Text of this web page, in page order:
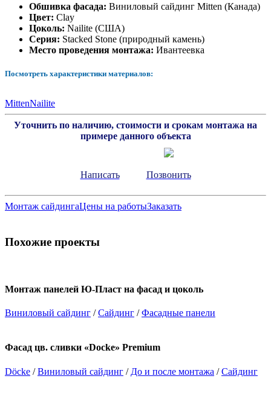
Обшивка фасада: Виниловый сайдинг Mitten (Канада)
Цвет: Clay
Цоколь: Nailite (США)
Серия: Stacked Stone (природный камень)
Место проведения монтажа: Ивантеевка
Посмотреть характеристики материалов:
MittenNailite
Уточнить по наличию, стоимости и срокам монтажа на
примере данного объекта
Написать Позвонить
Монтаж сайдингаЦены на работыЗаказать
Похожие проекты
Монтаж панелей Ю-Пласт на фасад и цоколь
Виниловый сайдинг /Сайдинг /Фасадные панели
Фасад цв. сливки «Docke» Premium
Döcke /Виниловый сайдинг / До и после монтажа /Сайдинг